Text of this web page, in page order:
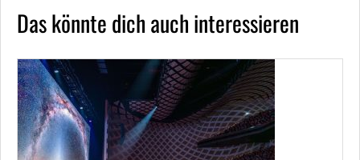
Das könnte dich auch interessieren